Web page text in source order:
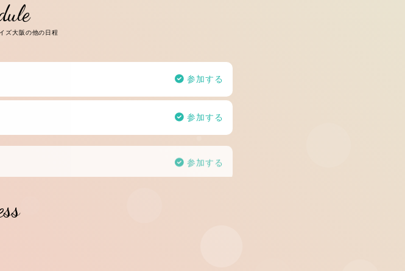
ズ大阪の他の日程
参加する
参加する